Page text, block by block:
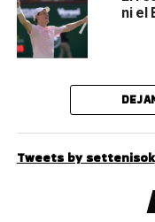
ni el
Tweets by settenisok